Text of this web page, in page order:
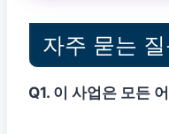
자주 묻는
Q1. 이 사업은 모든